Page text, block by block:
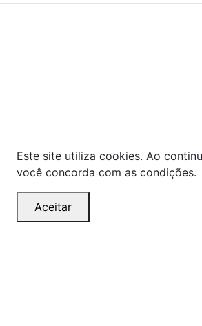
Este site utiliza cookies. Ao
você concorda com as condições.
Aceitar